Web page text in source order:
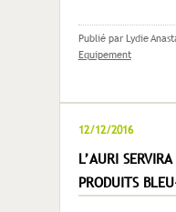
Publié par Lydie
Equipement
12/12/2016
L’AURI
PRODUITS